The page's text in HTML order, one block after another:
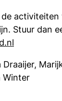
Stuur dan
Winter